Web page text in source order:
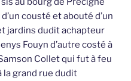
cousté et abouté d’un
jardins dudit achapteur
Fouyn d’autre costé à
Collet qui fut à feu
la grand rue dudit